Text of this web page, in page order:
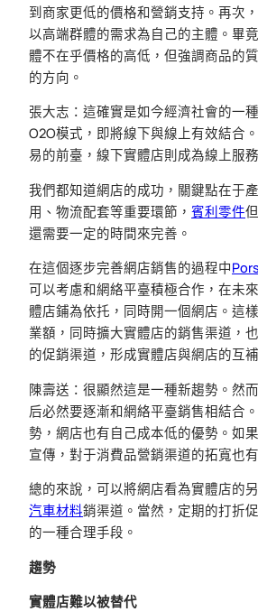
到商家更低的價格和營銷支持。再次
以高端群體的需求為自己的主體。畢
體不在乎價格的高低，但強調商品的
的方向。
張大志：這確實是如今經濟社會的一
O2O模式，即將線下與線上有效結合
易的前臺，線下實體店則成為線上服
我們都知道網店的成功，關鍵點在于
用、物流配套等重要環節， 賓利零件
還需要一定的時間來完善。
在這個逐步完善網店銷售的過程中
可以考慮和網絡平臺積極合作，在未
體店鋪為依托，同時開一個網店。這
業額，同時擴大實體店的銷售渠道，
的促銷渠道，形成實體店與網店的互補
陳壽送：很顯然這是一種新趨勢。然
后必然要逐漸和網絡平臺銷售相結合
勢，網店也有自己成本低的優勢。如
宣傳，對于消費品營銷渠道的拓寬也
總的來說，可以將網店看為實體店的
汽車材料銷渠道。當然，定期的打折
的一種合理手段。
趨勢
實體店難以被替代